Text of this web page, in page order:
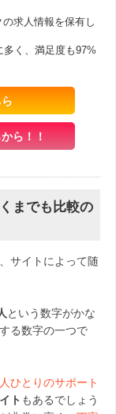
求人情報を保有し
く、満足度も97%
ら！！
までも比較の
サイトによって随
という数字がかな
る数字の一つで
ひとりのサポート
ト もあるでしょう